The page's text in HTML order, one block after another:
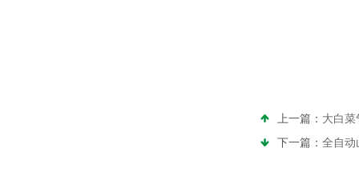
上一篇： 大白菜
下一篇： 全自动